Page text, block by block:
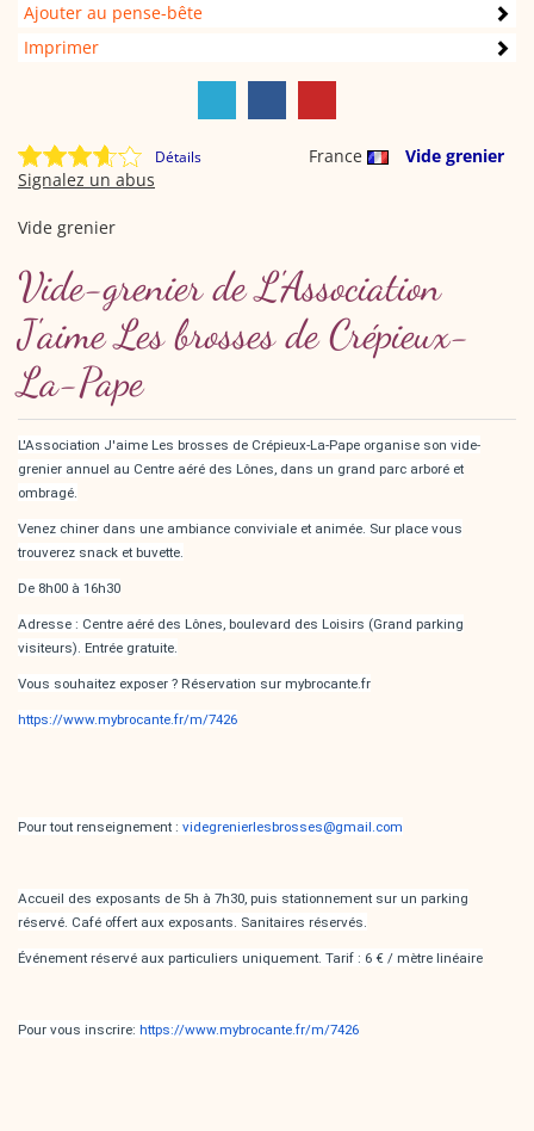
Ajouter au pense-bête
Imprimer
Détails France
Vide grenier
Signalez un abus
Vide grenier
Vide-grenier de L'Association
J'aime Les brosses de Crépieux-
La-Pape
L'Association J'aime Les brosses de Crépieux-La-Pape organise son vide-
grenier annuel au Centre aéré des Lônes, dans un grand parc arboré et
ombragé.
Venez chiner dans une ambiance conviviale et animée. Sur place vous
trouverez snack et buvette.
De 8h00 à 16h30
Adresse : Centre aéré des Lônes, boulevard des Loisirs (Grand parking
visiteurs). Entrée gratuite.
Vous souhaitez exposer ? Réservation sur mybrocante.fr
https://www.mybrocante.fr/m/7426
Pour tout renseignement : videgrenierlesbrosses@gmail.com
Accueil des exposants de 5h à 7h30, puis stationnement sur un parking
réservé. Café offert aux exposants. Sanitaires réservés.
Événement réservé aux particuliers uniquement. Tarif : 6 € / mètre linéaire
Pour vous inscrire: https://www.mybrocante.fr/m/7426